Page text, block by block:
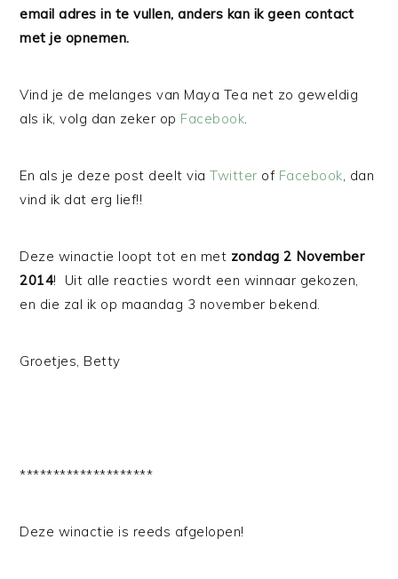
email adres in te vullen, anders kan ik geen contact
met je opnemen.
Vind je de melanges van Maya Tea net zo geweldig
als ik, volg dan zeker op Facebook.
En als je deze post deelt viaTwitter of Facebook, dan
vind ik dat erg lief!!
Deze winactie loopt tot en met zondag 2 November
2014! Uit alle reacties wordt een winnaar gekozen,
en die zal ik op maandag 3 november bekend.
Groetjes, Betty
********************
Deze winactie is reeds afgelopen!